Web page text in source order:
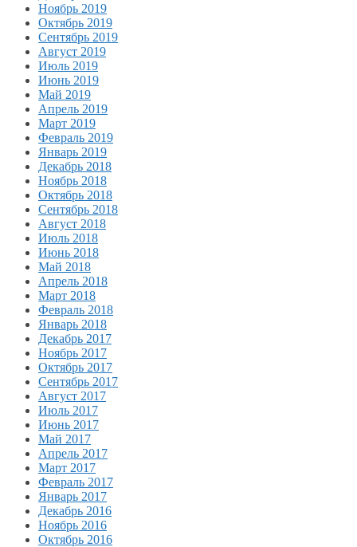
Ноябрь 2019
Октябрь 2019
Сентябрь 2019
Август 2019
Июль 2019
Июнь 2019
Май 2019
Апрель 2019
Март 2019
Февраль 2019
Январь 2019
Декабрь 2018
Ноябрь 2018
Октябрь 2018
Сентябрь 2018
Август 2018
Июль 2018
Июнь 2018
Май 2018
Апрель 2018
Март 2018
Февраль 2018
Январь 2018
Декабрь 2017
Ноябрь 2017
Октябрь 2017
Сентябрь 2017
Август 2017
Июль 2017
Июнь 2017
Май 2017
Апрель 2017
Март 2017
Февраль 2017
Январь 2017
Декабрь 2016
Ноябрь 2016
Октябрь 2016